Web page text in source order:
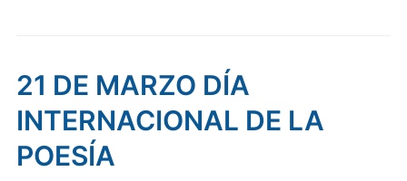
21 DE MARZO DÍA
INTERNACIONAL DE LA
POESÍA